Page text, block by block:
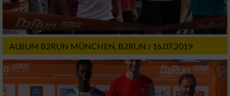
ALBUM B2RUN MÜNCHEN, B2RUN / 16.07.2019
Nicht-IAB-Verarbeitungszwecke:
Notwendig
Performance
Funktional